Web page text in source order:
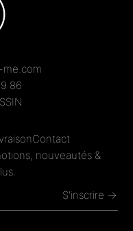
me.com
86
Contact
nouveautés &
S'inscrire →